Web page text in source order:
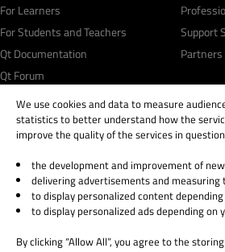
For Learners
For Students and Teachers
Qt Documentation
Qt Forum
Support
Partners
© 2026 The Qt Company
Legal Notice
Privacy and Cookie Policy
Trust Center
We use cookies and data to measure
statistics to better understand how the
improve the quality of the services in
the development and improvement of
delivering advertisements and
to display personalized content
to display personalized ads depending on
By clicking “Allow All”, you agree to the